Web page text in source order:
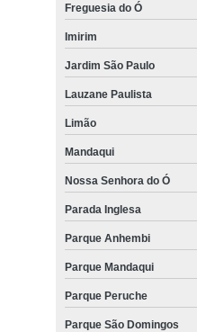
Freguesia do Ó
Imirim
Jardim São Paulo
Lauzane Paulista
Limão
Mandaqui
Nossa Senhora do Ó
Parada Inglesa
Parque Anhembi
Parque Mandaqui
Parque Peruche
Parque São Domingos